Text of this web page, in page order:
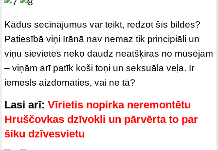
Kādus secinājumus var teikt, redzot šīs bildes?
Patiesībā viņi Irānā nav nemaz tik principiāli un
viņu sievietes neko daudz neatšķiras no mūsējām
– viņām arī patīk koši toņi un seksuāla veļa. Ir
iemesls aizdomāties, vai ne tā?
Lasi arī: Vīrietis nopirka neremontētu
Hruščovkas dzīvokli un pārvērta to par
šiku dzīvesvietu